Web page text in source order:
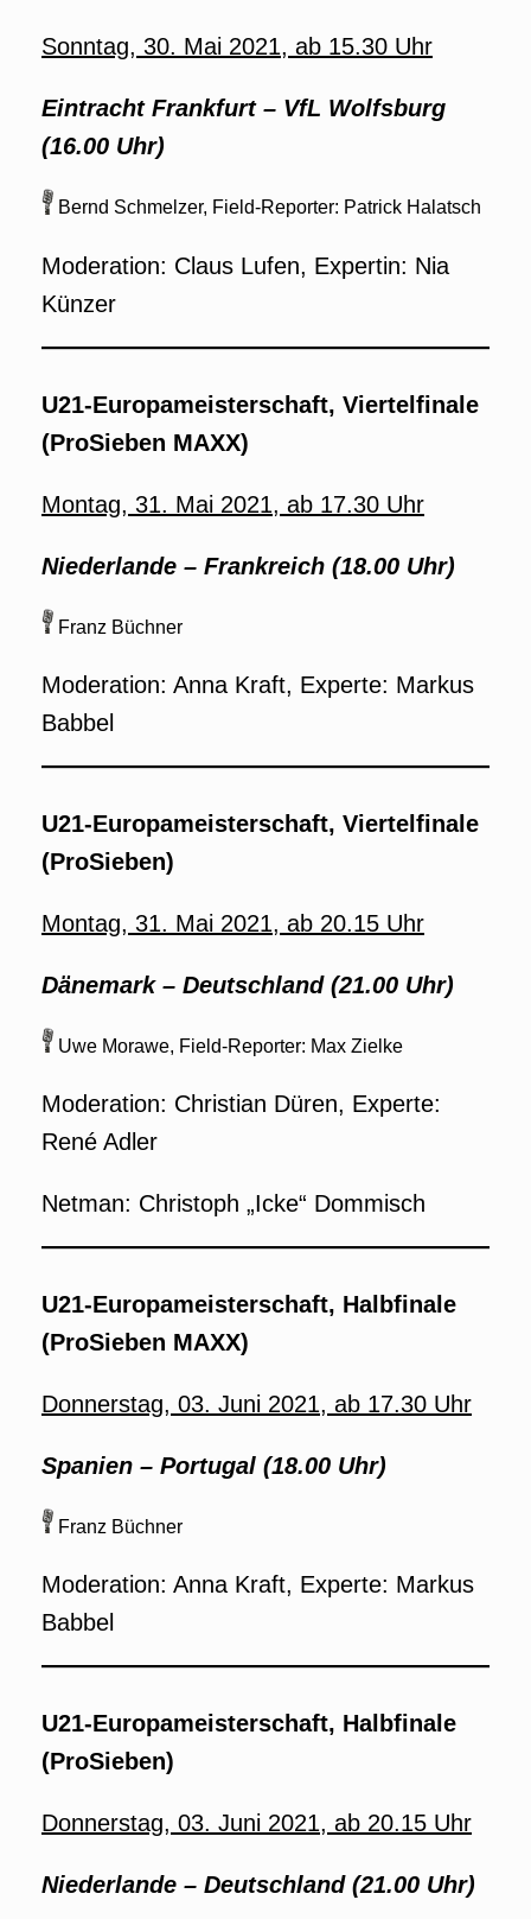
Sonntag, 30. Mai 2021, ab 15.30 Uhr
Eintracht Frankfurt – VfL Wolfsburg
(16.00 Uhr)
Bernd Schmelzer, Field-Reporter: Patrick Halatsch
Moderation: Claus Lufen, Expertin: Nia
Künzer
U21-Europameisterschaft, Viertelfinale
(ProSieben MAXX)
Montag, 31. Mai 2021, ab 17.30 Uhr
Niederlande – Frankreich (18.00 Uhr)
Franz Büchner
Moderation: Anna Kraft, Experte: Markus
Babbel
U21-Europameisterschaft, Viertelfinale
(ProSieben)
Montag, 31. Mai 2021, ab 20.15 Uhr
Dänemark – Deutschland (21.00 Uhr)
Uwe Morawe, Field-Reporter: Max Zielke
Moderation: Christian Düren, Experte:
René Adler
Netman: Christoph „Icke“ Dommisch
U21-Europameisterschaft, Halbfinale
(ProSieben MAXX)
Donnerstag, 03. Juni 2021, ab 17.30 Uhr
Spanien – Portugal (18.00 Uhr)
Franz Büchner
Moderation: Anna Kraft, Experte: Markus
Babbel
U21-Europameisterschaft, Halbfinale
(ProSieben)
Donnerstag, 03. Juni 2021, ab 20.15 Uhr
Niederlande – Deutschland (21.00 Uhr)